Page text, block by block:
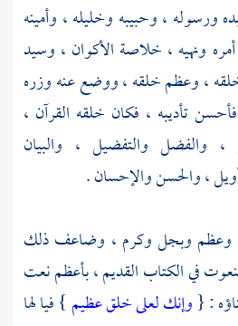
ورسوله ، وحبيبه وخليله ، وأمينه
ونهيه ، خلاصة الأكوان ، وسيد
، وعظم خلقه ، ووضع عنه وزره
تأديبه ، فكان خلقه القرآن ،
، والفضل والتفضيل ، والبيان
، والحسن والإحسان .
وبجل وكرم ، وضاعف ذلك
في الكتاب القديم ، بأعظم نعت
: {وإنك لعلى خلق عظيم } فيا لها